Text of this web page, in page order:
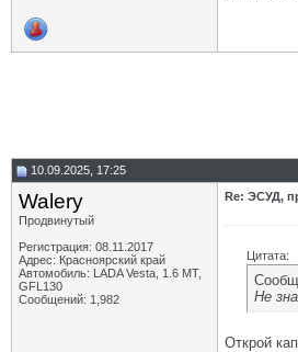
10.09.2025, 17:25
Walery
Продвинутый
Регистрация: 08.11.2017
Адрес: Красноярский край
Автомобиль: LADA Vesta, 1.6 МТ,
GFL130
Сообщений: 1,982
Re: ЭСУД,
Цитата:
Не
Открой